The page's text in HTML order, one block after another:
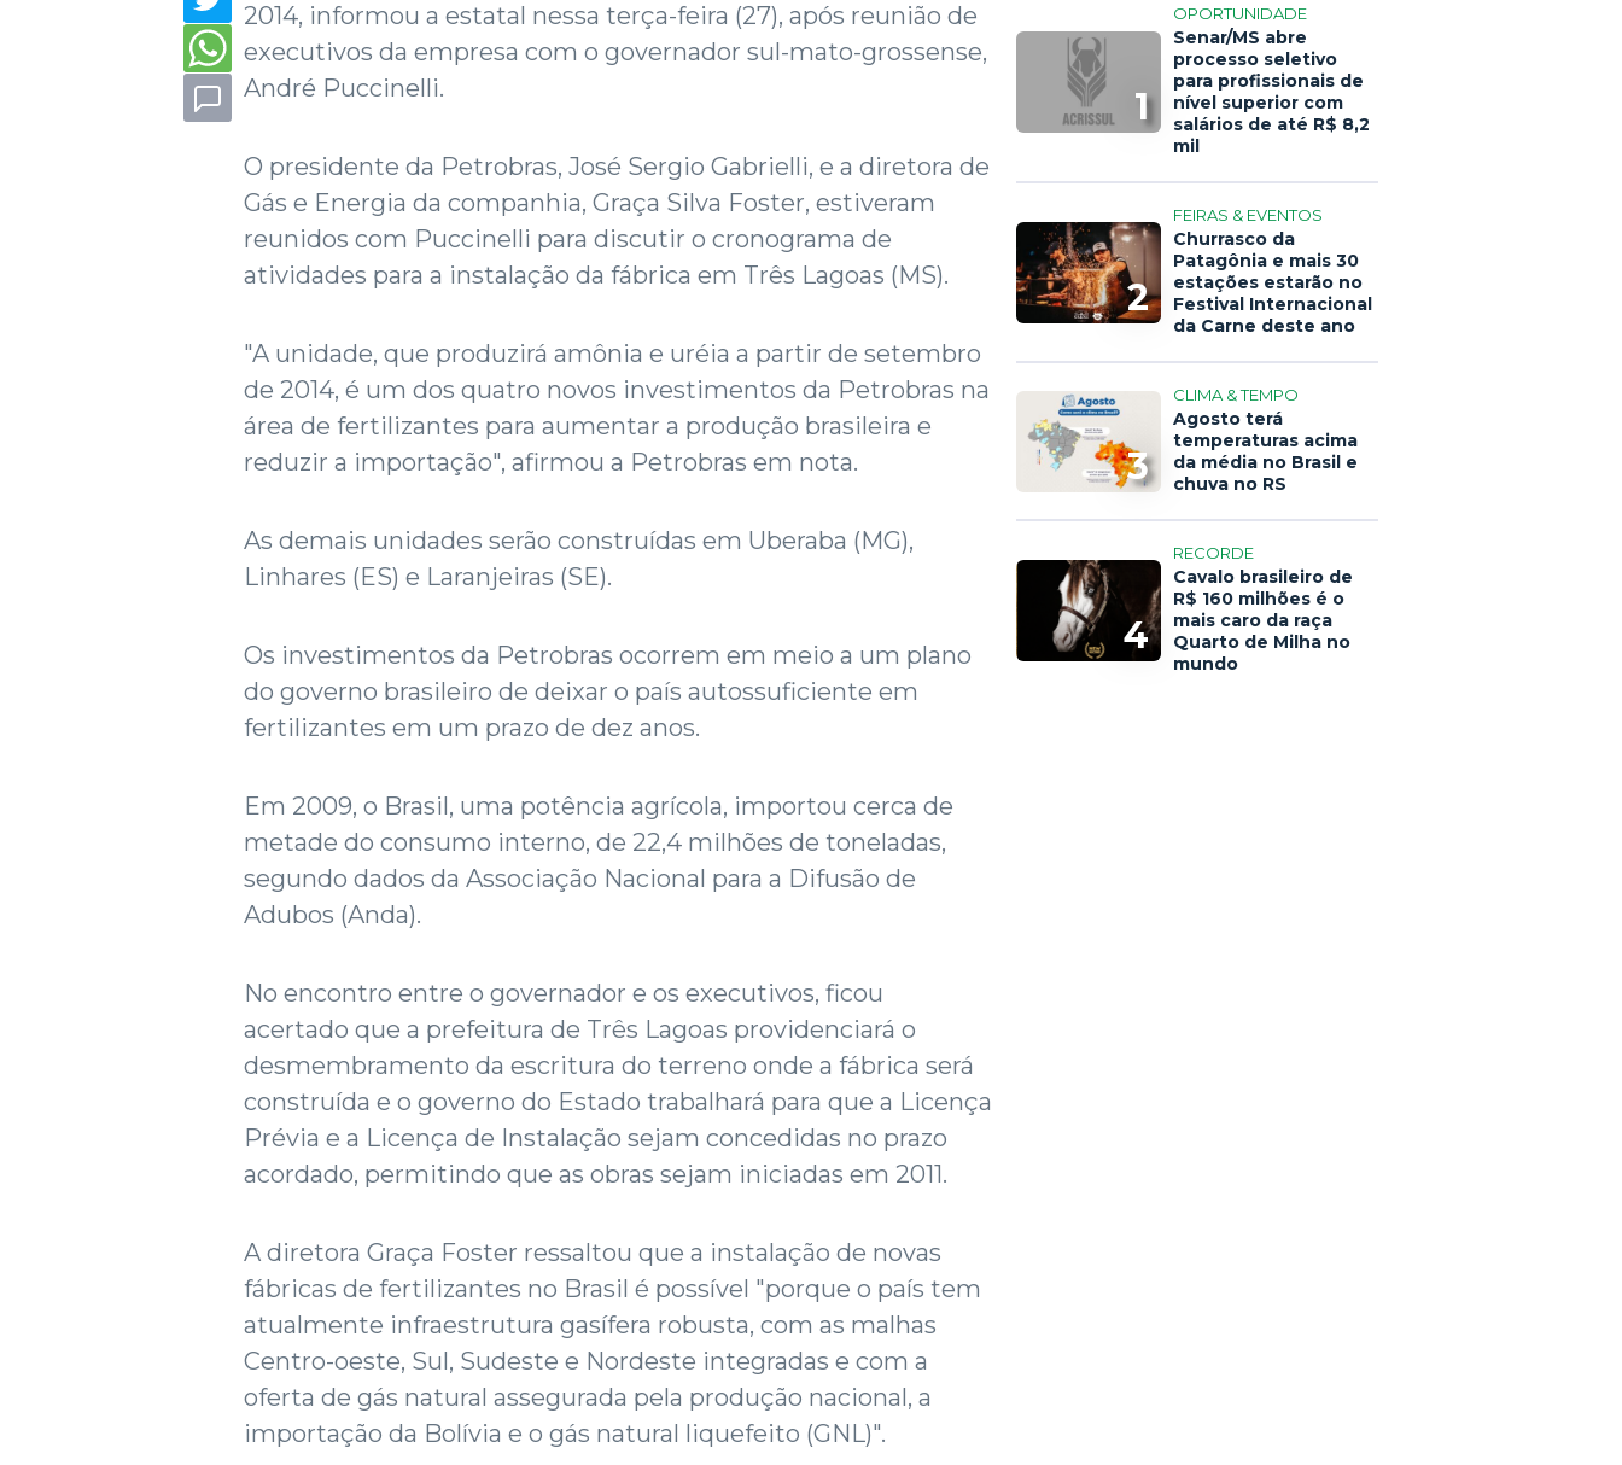
2014, informou a estatal nessa terça-feira (27), após reunião de
executivos da empresa com o governador sul-mato-grossense,
André Puccinelli.
O presidente da Petrobras, José Sergio Gabrielli, e a diretora de
Gás e Energia da companhia, Graça Silva Foster, estiveram
reunidos com Puccinelli para discutir o cronograma de
atividades para a instalação da fábrica em Três Lagoas (MS).
"A unidade, que produzirá amônia e uréia a partir de setembro
de 2014, é um dos quatro novos investimentos da Petrobras na
área de fertilizantes para aumentar a produção brasileira e
reduzir a importação", afirmou a Petrobras em nota.
As demais unidades serão construídas em Uberaba (MG),
Linhares (ES) e Laranjeiras (SE).
Os investimentos da Petrobras ocorrem em meio a um plano
do governo brasileiro de deixar o país autossuficiente em
fertilizantes em um prazo de dez anos.
Em 2009, o Brasil, uma potência agrícola, importou cerca de
metade do consumo interno, de 22,4 milhões de toneladas,
segundo dados da Associação Nacional para a Difusão de
Adubos (Anda).
No encontro entre o governador e os executivos, ficou
acertado que a prefeitura de Três Lagoas providenciará o
desmembramento da escritura do terreno onde a fábrica será
construída e o governo do Estado trabalhará para que a Licença
Prévia e a Licença de Instalação sejam concedidas no prazo
acordado, permitindo que as obras sejam iniciadas em 2011.
A diretora Graça Foster ressaltou que a instalação de novas
fábricas de fertilizantes no Brasil é possível "porque o país tem
atualmente infraestrutura gasífera robusta, com as malhas
Centro-oeste, Sul, Sudeste e Nordeste integradas e com a
oferta de gás natural assegurada pela produção nacional, a
importação da Bolívia e o gás natural liquefeito (GNL)".
1
OPORTUNIDADE
Senar/MS abre
processo seletivo
para profissionais de
nível superior com
salários de até R$ 8,2
mil
2
FEIRAS & EVENTOS
Churrasco da
Patagônia e mais 30
estações estarão no
Festival Internacional
da Carne deste ano
3
CLIMA & TEMPO
Agosto terá
temperaturas acima
da média no Brasil e
chuva no RS
4
RECORDE
Cavalo brasileiro de
R$ 160 milhões é o
mais caro da raça
Quarto de Milha no
mundo